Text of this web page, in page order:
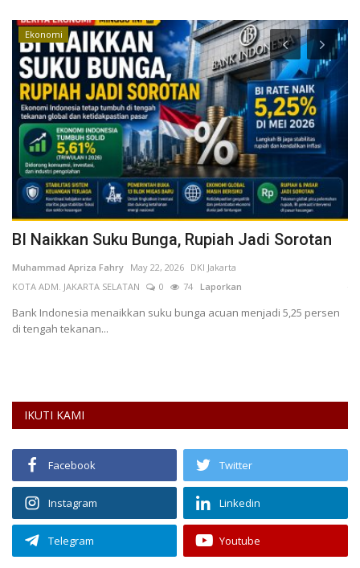
Ekonomi
BI Naikkan Suku Bunga, Rupiah Jadi Sorotan
Muhammad Apriza Fahry May 22, 2026 DKI Jakarta
KOTA ADM. JAKARTA SELATAN
0 74 Laporkan
Bank Indonesia menaikkan suku bunga acuan menjadi 5,25 persen
di tengah tekanan...
IKUTI KAMI
Facebook Twitter
Instagram Linkedin
Telegram Youtube